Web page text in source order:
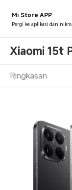
Mi Store APP
Pergi ke aplikasi dan
Xiaomi 15t
Ringkasan